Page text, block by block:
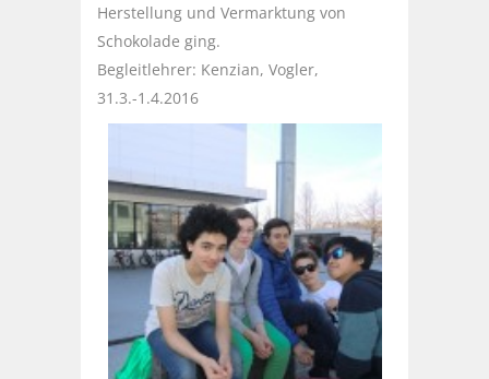
Herstellung und Vermarktung von
Schokolade ging.
Begleitlehrer: Kenzian, Vogler,
31.3.-1.4.2016